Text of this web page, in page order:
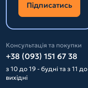
Підписатись
Консультація та покупки
+38 (093) 151 67 38
з 10 до 19 - будні та з 11
вихідні